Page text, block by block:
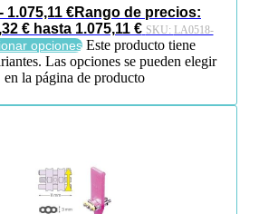
- 1.075,11 €Rango de precios:
€ hasta 1.075,11 € SKU: LA0518-
opciones Este producto tiene
Las opciones se pueden elegir
en la página de producto